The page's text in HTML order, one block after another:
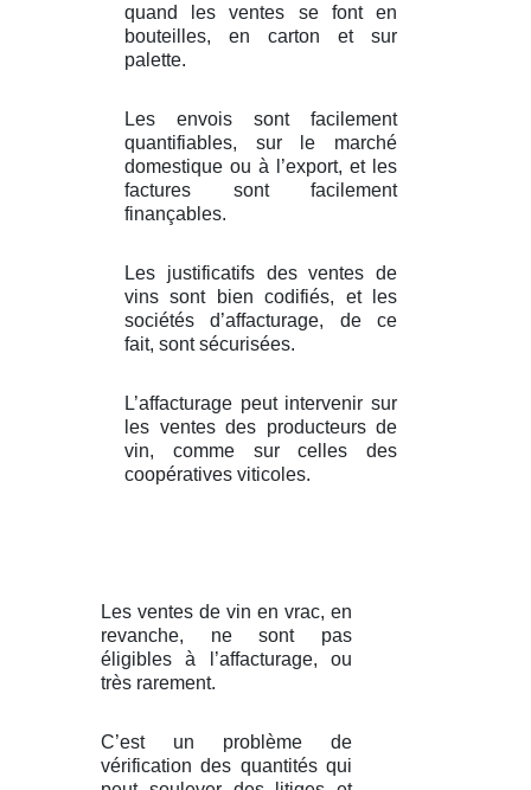
quand les ventes se font en
bouteilles, en carton et sur
palette.
Les envois sont facilement
quantifiables, sur le marché
domestique ou à l’export, et les
factures sont facilement
finançables.
Les justificatifs des ventes de
vins sont bien codifiés, et les
sociétés d’affacturage, de ce
fait, sont sécurisées.
L’affacturage peut intervenir sur
les ventes des producteurs de
vin, comme sur celles des
coopératives viticoles.
Les ventes de vin en vrac, en
revanche, ne sont pas
éligibles à l’affacturage, ou
très rarement.
C’est un problème de
vérification des quantités qui